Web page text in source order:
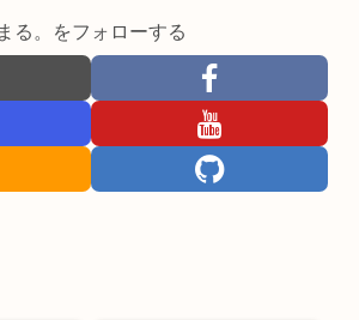
まる。をフォローする